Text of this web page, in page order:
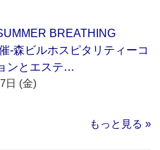
BREATHING
‐森ビルホスピタリティーコ
ンとエステ…
日 (金)
もっと見る »